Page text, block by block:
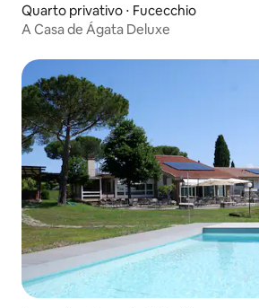
Quarto privativo ⋅ Fucecchio
A Casa de Ágata Deluxe